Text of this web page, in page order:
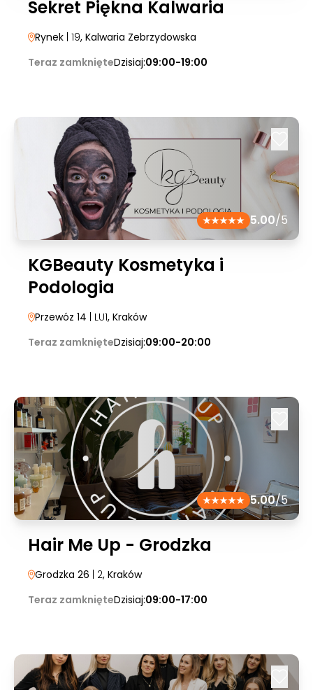
Sekret Piękna Kalwaria
Rynek | 19, Kalwaria Zebrzydowska
Teraz zamknięteDzisiaj:09:00-19:00
5.00/5
KGBeauty Kosmetyka i
Podologia
Przewóz 14 | LU1, Kraków
Teraz zamknięteDzisiaj:09:00-20:00
5.00/5
Hair Me Up - Grodzka
Grodzka 26 | 2, Kraków
Teraz zamknięteDzisiaj:09:00-17:00